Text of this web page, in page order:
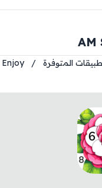
AM
المتوفرة /
Enjoy